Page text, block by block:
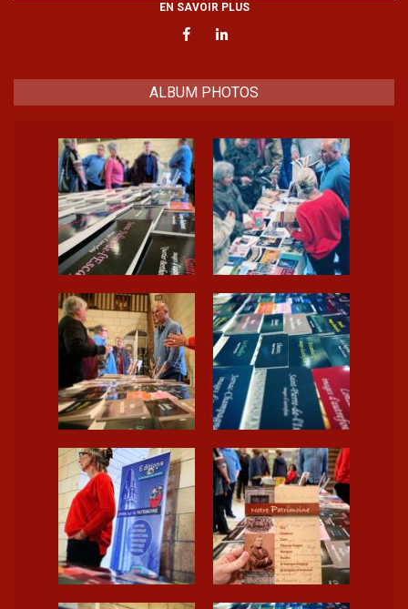
EN SAVOIR PLUS
ALBUM PHOTOS